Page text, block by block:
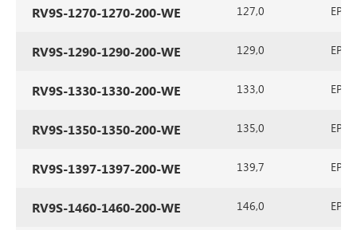
RV9S-1270-1270-200-WE 127,0
RV9S-1290-1290-200-WE 129,0
RV9S-1330-1330-200-WE 133,0
RV9S-1350-1350-200-WE 135,0
RV9S-1397-1397-200-WE 139,7
RV9S-1460-1460-200-WE 146,0